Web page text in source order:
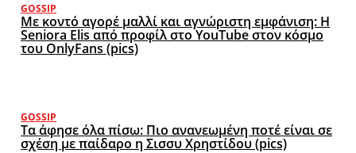
GOSSIP
Με κοντό αγορέ μαλλί και αγνώριστη εμφάνιση: Η
Seniora Elis από προφίλ στο YouTube στον κόσμο
του OnlyFans (pics)
GOSSIP
Τα άφησε όλα πίσω: Πιο ανανεωμένη ποτέ είναι σε
σχέση με παίδαρο η Σισσυ Χρηστίδου (pics)